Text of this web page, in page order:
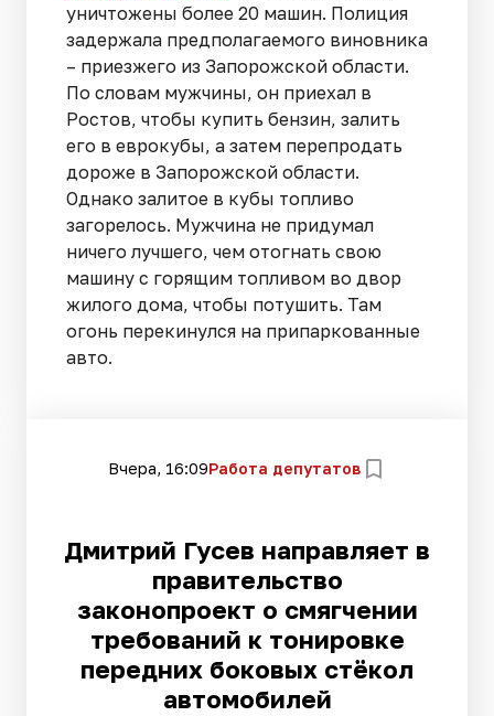
уничтожены более 20 машин. Полиция
задержала предполагаемого виновника
– приезжего из Запорожской области.
По словам мужчины, он приехал в
Ростов, чтобы купить бензин, залить
его в еврокубы, а затем перепродать
дороже в Запорожской области.
Однако залитое в кубы топливо
загорелось. Мужчина не придумал
ничего лучшего, чем отогнать свою
машину с горящим топливом во двор
жилого дома, чтобы потушить. Там
огонь перекинулся на припаркованные
авто.
Вчера, 16:09Работа депутатов
Дмитрий Гусев направляет в
правительство
законопроект о смягчении
требований к тонировке
передних боковых стёкол
автомобилей